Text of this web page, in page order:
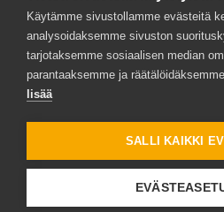
AJANKOHTAISTA
Trendimaut Suomessa ja
Maustepalvelu mukana
seuraava vaihe vaatii
Käytämme sivustollamme evästeitä
analysoidaksemme sivuston
tarjotaksemme sosiaalisen median
parantaaksemme ja
lisää
SALLI KAIKKI